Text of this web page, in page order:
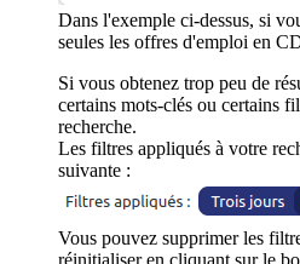
Dans l'exemple ci-dessus, si
seules les offres d'emploi en
Si vous obtenez trop peu de
certains mots-clés ou certains
recherche.
Les filtres appliqués à votre
suivante :
Vous pouvez supprimer les
réinitialiser en cliquant sur le